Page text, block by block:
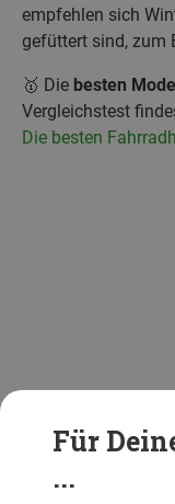
Für
...
empfehlen sich
gefüttert sind, zum
🥇 Die besten
Vergleichstest
Die besten